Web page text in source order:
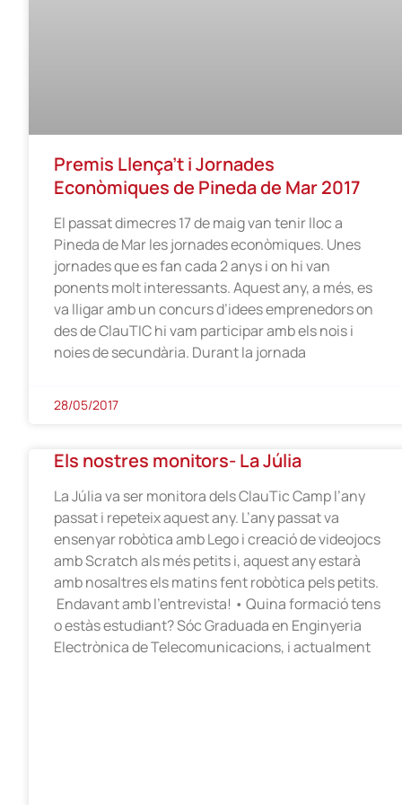
Premis Llença’t i Jornades
Econòmiques de Pineda de Mar 2017
El passat dimecres 17 de maig van tenir lloc a
Pineda de Mar les jornades econòmiques. Unes
jornades que es fan cada 2 anys i on hi van
ponents molt interessants. Aquest any, a més, es
va lligar amb un concurs d’idees emprenedors on
des de ClauTIC hi vam participar amb els nois i
noies de secundària. Durant la jornada
28/05/2017
Els nostres monitors- La Júlia
La Júlia va ser monitora dels ClauTic Camp l’any
passat i repeteix aquest any. L’any passat va
ensenyar robòtica amb Lego i creació de videojocs
amb Scratch als més petits i, aquest any estarà
amb nosaltres els matins fent robòtica pels petits.
Endavant amb l’entrevista! • Quina formació tens
o estàs estudiant? Sóc Graduada en Enginyeria
Electrònica de Telecomunicacions, i actualment